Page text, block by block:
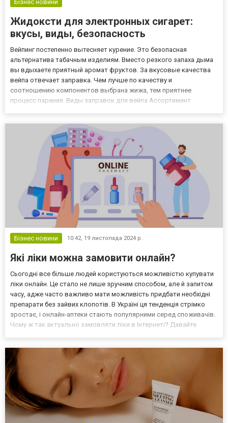
Бізнес новини
Жидоксти для электронных сигарет:
вкусы, виды, безопасность
Вейпинг постепенно вытесняет курение. Это безопасная
альтернатива табачным изделиям. Вместо резкого запаха дыма
вы вдыхаете приятный аромат фруктов. За вкусовые качества
вейпа отвечает заправка. Чем лучше по качеству и
соотношению компонентов выбрана жижа, тем приятнее
процесс парения. Виды заправок для вейпа Ассортимент
никотином. С органическим никотином...
Бізнес новини 10:42, 19 листопада 2024 р.
Які ліки можна замовити онлайн?
Сьогодні все більше людей користуються можливістю купувати
ліки онлайн. Це стало не лише зручним способом, але й запитом
часу, адже часто важливо мати можливість придбати необхідні
препарати без зайвих клопотів. В Україні ця тенденція стрімко
зростає, і онлайн-аптеки стають популярними серед споживачів.
Чому ж так актуально замовляти ліки в Інтернеті? Давайте